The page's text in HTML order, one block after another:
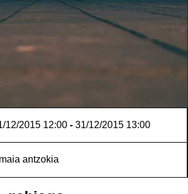
12/2015 12:00 - 31/12/2015 13:00
antzokia